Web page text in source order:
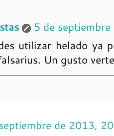
5 de
utilizar helado ya
Un gusto
de 2013,